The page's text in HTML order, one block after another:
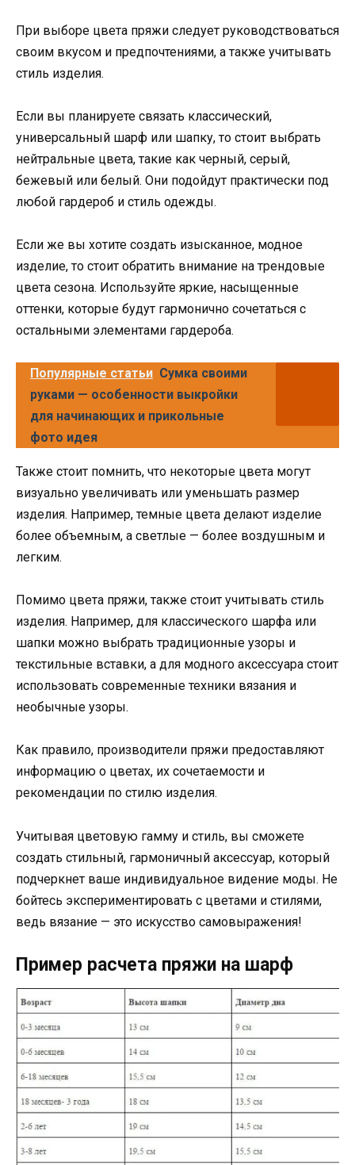
При выборе цвета пряжи следует руководствоваться
своим вкусом и предпочтениями, а также учитывать
стиль изделия.
Если вы планируете связать классический,
универсальный шарф или шапку, то стоит выбрать
нейтральные цвета, такие как черный, серый,
бежевый или белый. Они подойдут практически под
любой гардероб и стиль одежды.
Если же вы хотите создать изысканное, модное
изделие, то стоит обратить внимание на трендовые
цвета сезона. Используйте яркие, насыщенные
оттенки, которые будут гармонично сочетаться с
остальными элементами гардероба.
Популярные статьи Сумка своими
руками — особенности выкройки
для начинающих и прикольные
фото идея
Также стоит помнить, что некоторые цвета могут
визуально увеличивать или уменьшать размер
изделия. Например, темные цвета делают изделие
более объемным, а светлые — более воздушным и
легким.
Помимо цвета пряжи, также стоит учитывать стиль
изделия. Например, для классического шарфа или
шапки можно выбрать традиционные узоры и
текстильные вставки, а для модного аксессуара стоит
использовать современные техники вязания и
необычные узоры.
Как правило, производители пряжи предоставляют
информацию о цветах, их сочетаемости и
рекомендации по стилю изделия.
Учитывая цветовую гамму и стиль, вы сможете
создать стильный, гармоничный аксессуар, который
подчеркнет ваше индивидуальное видение моды. Не
бойтесь экспериментировать с цветами и стилями,
ведь вязание — это искусство самовыражения!
Пример расчета пряжи на шарф